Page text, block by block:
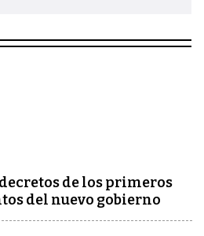
de los primeros
del nuevo gobierno